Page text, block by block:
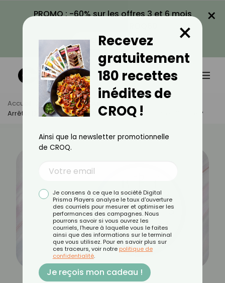
PROMO : -60% sur les offres 3 et 6 mois
VOIR LA PROMO
×
Accueil Actus
Minceur
Arrêter De Manger Après 20h Pour Maigrir : Est-Ce Efficace ?
Recevez
gratuitement
180 recettes
inédites de
CROQ !
×
Ainsi que la newsletter promotionnelle
de CROQ.
Je consens à ce que la société Digital
Prisma Players analyse le taux d'ouverture
des courriels pour mesurer et optimiser les
performances des campagnes. Nous
pourrons savoir si vous ouvrez les
courriels, l'heure à laquelle vous le faites
ainsi que des informations sur le terminal
que vous utilisez. Pour en savoir plus sur
ces traceurs, voir notre politique de
confidentialité.
Je reçois mon cadeau !